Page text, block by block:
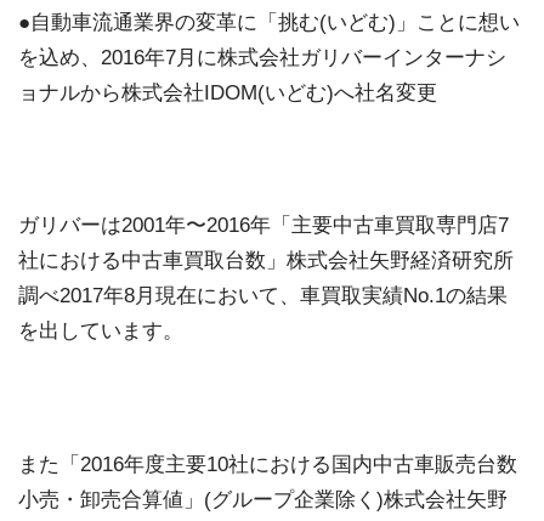
●自動車流通業界の変革に「挑む(いどむ)」ことに想い
を込め、2016年7月に株式会社ガリバーインターナシ
ョナルから株式会社IDOM(いどむ)へ社名変更
ガリバーは2001年〜2016年「主要中古車買取専門店7
社における中古車買取台数」株式会社矢野経済研究所
調べ2017年8月現在において、車買取実績No.1の結果
を出しています。
また「2016年度主要10社における国内中古車販売台数
小売・卸売合算値」(グループ企業除く)株式会社矢野